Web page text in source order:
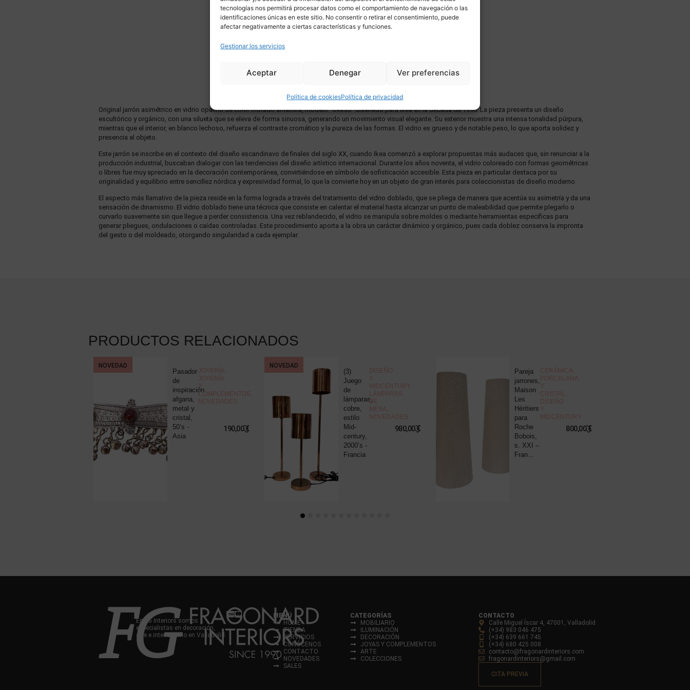
tecnologías nos permitirá procesar datos como el comportamiento de navegación o las
identificaciones únicas en este sitio. No consentir o retirar el consentimiento, puede
afectar negativamente a ciertas características y funciones.
Gestionar los servicios
Aceptar Denegar Ver preferencias
Política de cookiesPolítica de privacidad
Original jarrón asimétrico en vidrio opalino de color morado amatista, modelo “Okkso” diseñado para Ikea en la década de 1990. La pieza presenta un diseño
escultórico y orgánico, con una silueta que se eleva de forma sinuosa, generando un movimiento visual elegante. Su exterior muestra una intensa tonalidad púrpura,
mientras que el interior, en blanco lechoso, refuerza el contraste cromático y la pureza de las formas. El vidrio es grueso y de notable peso, lo que aporta solidez y
presencia al objeto.
Este jarrón se inscribe en el contexto del diseño escandinavo de finales del siglo XX, cuando Ikea comenzó a explorar propuestas más audaces que, sin renunciar a la
producción industrial, buscaban dialogar con las tendencias del diseño artístico internacional. Durante los años noventa, el vidrio coloreado con formas geométricas
o libres fue muy apreciado en la decoración contemporánea, convirtiéndose en símbolo de sofisticación accesible. Esta pieza en particular destaca por su
originalidad y equilibrio entre sencillez nórdica y expresividad formal, lo que la convierte hoy en un objeto de gran interés para coleccionistas de diseño moderno.
El aspecto más llamativo de la pieza reside en la forma lograda a través del tratamiento del vidrio doblado, que se pliega de manera que acentúa su asimetría y da una
sensación de dinamismo. El vidrio doblado tiene una técnica que consiste en calentar el material hasta alcanzar un punto de maleabilidad que permite plegarlo o
curvarlo suavemente sin que llegue a perder consistencia. Una vez reblandecido, el vidrio se manipula sobre moldes o mediante herramientas específicas para
generar pliegues, ondulaciones o caídas controladas. Este procedimiento aporta a la obra un carácter dinámico y orgánico, pues cada doblez conserva la impronta
del gesto o del moldeado, otorgando singularidad a cada ejemplar.
PRODUCTOS RELACIONADOS
NOVEDAD
Pasador
de
inspiración
afgana,
metal y
cristal,
50’s -
Asia
JOYERÍA
JOYERÍA
Y
COMPLEMENTOS
NOVEDADES
190,00€
NOVEDAD
(3)
Juego
de
lámparas,
cobre,
estilo
Mid-
century,
2000’s -
Francia
DISEÑO
Y
MIDCENTURY,
LÁMPARAS
DE
MESA
NOVEDADES
980,00€
Pareja
jarrones,
Maison
Les
Héritiers
para
Roche
Bobois,
s. XXI –
Fran...
CERÁMICA,
PORCELANA
Y
CRISTAL
DISEÑO
Y
MIDCENTURY
800,00€
En FG Interiors somos
especialistas en decoración,
arte e interiorismo en Valladolid.
MENÚ
HOME
TIENDA
SERVICIOS
CONÓCENOS
CONTACTO
NOVEDADES
SALES
CATEGORÍAS
MOBILIARIO
ILUMINACIÓN
DECORACIÓN
JOYAS Y COMPLEMENTOS
ARTE
COLECCIONES
CONTACTO
Calle Miguel Íscar 4, 47001, Valladolid
(+34) 983 046 475
(+34) 639 661 745
(+34) 680 425 008
contacto@fragonardinteriors.com
fragonardinteriors@gmail.com
CITA PREVIA